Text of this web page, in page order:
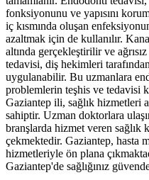
fonksiyonunu ve yapısını
iç kısmında oluşan
azaltmak için de kullanılır.
altında gerçekleştirilir ve
tedavisi, diş hekimleri
uygulanabilir. Bu uzmanlara
problemlerin teşhis ve tedavisi
Gaziantep ili, sağlık hizmetleri
sahiptir. Uzman doktorlara
branşlarda hizmet veren
çekmektedir. Gaziantep, hasta
hizmetleriyle ön plana
Gaziantep'de sağlığınız